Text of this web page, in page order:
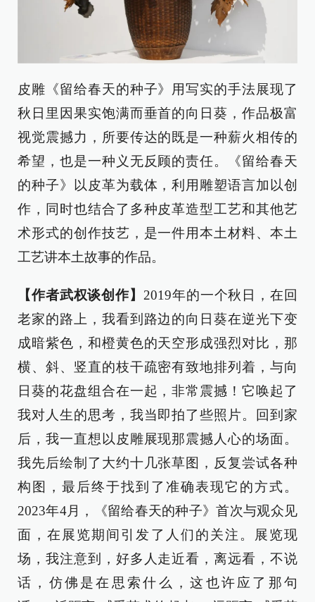
皮雕《留给春天的种子》用写实的手法展现了
秋日里因果实饱满而垂首的向日葵，作品极富
视觉震撼力，所要传达的既是一种薪火相传的
希望，也是一种义无反顾的责任。《留给春天
的种子》以皮革为载体，利用雕塑语言加以创
作，同时也结合了多种皮革造型工艺和其他艺
术形式的创作技艺，是一件用本土材料、本土
工艺讲本土故事的作品。
【作者武权谈创作】 2019年的一个秋日，在回
老家的路上，我看到路边的向日葵在逆光下变
成暗紫色，和橙黄色的天空形成强烈对比，那
横、斜、竖直的枝干疏密有致地排列着，与向
日葵的花盘组合在一起，非常震撼！它唤起了
我对人生的思考，我当即拍了些照片。回到家
后，我一直想以皮雕展现那震撼人心的场面。
我先后绘制了大约十几张草图，反复尝试各种
构图，最后终于找到了准确表现它的方式。
2023年4月，《留给春天的种子》首次与观众见
面，在展览期间引发了人们的关注。展览现
场，我注意到，好多人走近看，离远看，不说
话，仿佛是在思索什么，这也许应了那句